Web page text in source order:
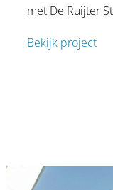
met De Ruijter
Bekijk project
“Er